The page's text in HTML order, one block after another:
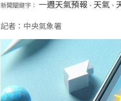
新聞關鍵字： 一週天氣預報 、 天氣、
記者：中央氣象署